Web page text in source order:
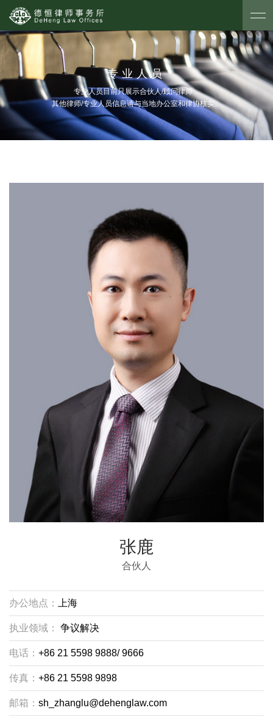
专业人员
专业人员目前只展示合伙人/顾问律师，
其他律师/专业人员信息请与当地办公室和律协核实。
张鹿
合伙人
办公地点： 上海
执业领域： 争议解决
电话： +86 21 5598 9888/ 9666
传真： +86 21 5598 9898
邮箱： sh_zhanglu@dehenglaw.com